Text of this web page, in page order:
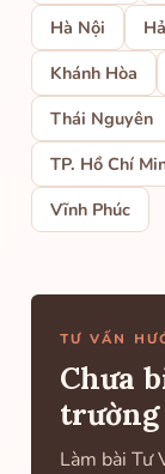
Hà Nội
Khánh Hòa
Thái Nguyên
TP. Hồ Chí
Vĩnh Phúc
TƯ VẤN
Chưa
trường
Làm bài Tư